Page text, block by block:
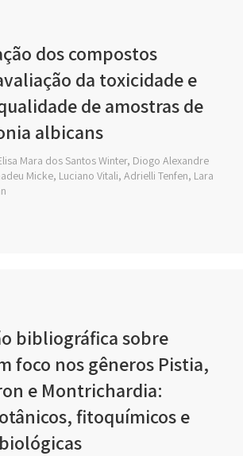
dos compostos
da toxicidade e
de amostras de
albicans
Mara dos Santos Winter, Diogo Alexandre
Micke, Luciano Vitali, Adrielli Tenfen, Lara
bibliográfica sobre
foco nos gêneros Pistia,
e Montrichardia:
fitoquímicos e